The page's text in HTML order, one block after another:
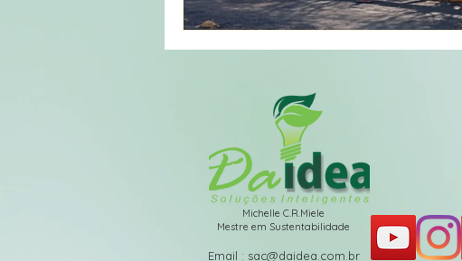
Michelle C.R.Miele
Mestre em Sustentabilidade
​Email : sac@daidea.com.br